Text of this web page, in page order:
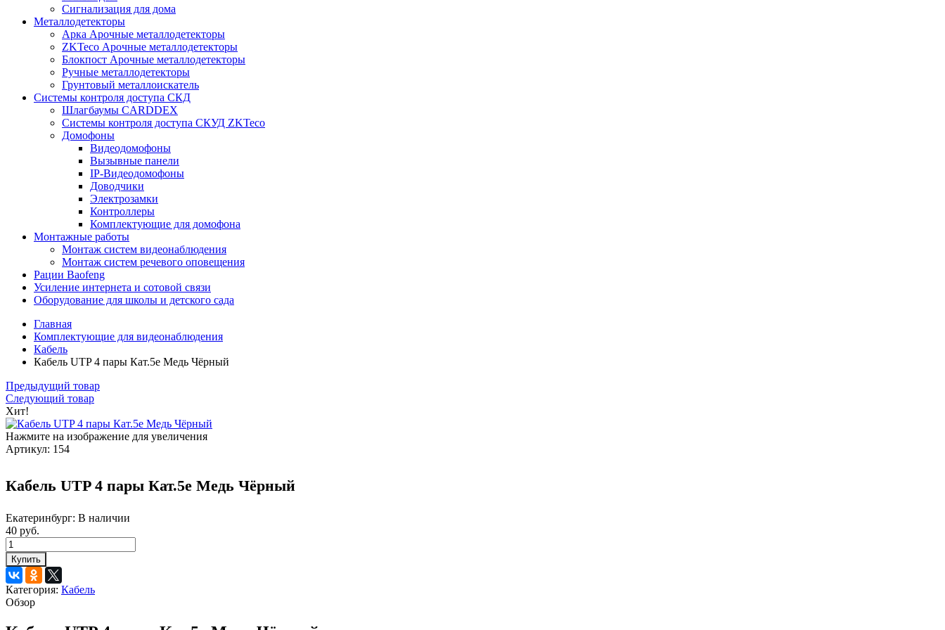
Сигнализация для дома
Металлодетекторы
Арка Арочные металлодетекторы
ZKTeco Арочные металлодетекторы
Блокпост Арочные металлодетекторы
Ручные металлодетекторы
Грунтовый металлоискатель
Системы контроля доступа СКД
Шлагбаумы CARDDEX
Системы контроля доступа СКУД ZKTeco
Домофоны
Видеодомофоны
Вызывные панели
IP-Видеодомофоны
Доводчики
Электрозамки
Контроллеры
Комплектующие для домофона
Монтажные работы
Монтаж систем видеонаблюдения
Монтаж систем речевого оповещения
Рации Baofeng
Усиление интернета и сотовой связи
Оборудование для школы и детского сада
Главная
Комплектующие для видеонаблюдения
Кабель
Кабель UTP 4 пары Кат.5e Медь Чёрный
Предыдущий товар
Следующий товар
Хит!
Нажмите на изображение для увеличения
Артикул: 154
Кабель UTP 4 пары Кат.5e Медь Чёрный
Екатеринбург: В наличии
40 руб.
Купить
Категория: Кабель
Обзор